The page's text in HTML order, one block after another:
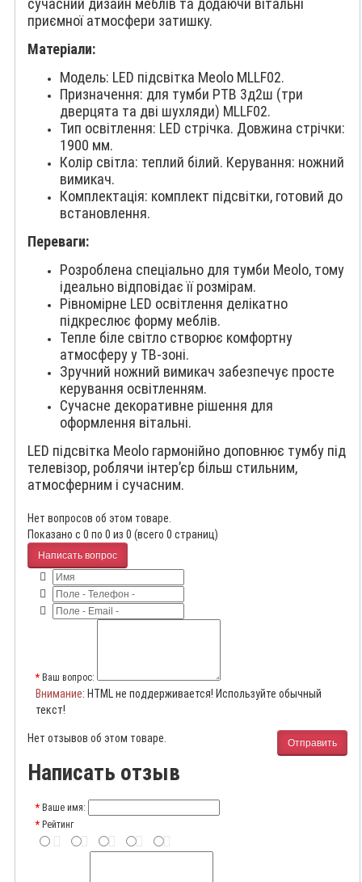
сучасний дизайн меблів та додаючи вітальні
приємної атмосфери затишку.
Матеріали:
Модель: LED підсвітка Meolo MLLF02.
Призначення: для тумби РТВ 3д2ш (три
дверцята та дві шухляди) MLLF02.
Тип освітлення: LED стрічка. Довжина стрічки:
1900 мм.
Колір світла: теплий білий. Керування: ножний
вимикач.
Комплектація: комплект підсвітки, готовий до
встановлення.
Переваги:
Розроблена спеціально для тумби Meolo, тому
ідеально відповідає її розмірам.
Рівномірне LED освітлення делікатно
підкреслює форму меблів.
Тепле біле світло створює комфортну
атмосферу у ТВ-зоні.
Зручний ножний вимикач забезпечує просте
керування освітленням.
Сучасне декоративне рішення для
оформлення вітальні.
LED підсвітка Meolo гармонійно доповнює тумбу під
телевізор, роблячи інтер’єр більш стильним,
атмосферним і сучасним.
Нет вопросов об этом товаре.
Показано с 0 по 0 из 0 (всего 0 страниц)
Написать вопрос
Ваш вопрос:
Внимание: HTML не поддерживается! Используйте обычный
текст!
Отправить
Нет отзывов об этом товаре.
Написать отзыв
Ваше имя:
Рейтинг